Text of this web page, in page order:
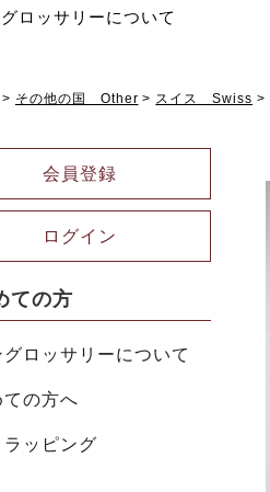
ロッサリーについて
その他の国 Other スイス Swiss
会員登録
ログイン
ての方
グロッサリーについて
ての方へ
ラッピング